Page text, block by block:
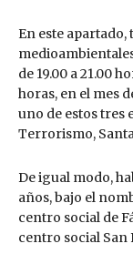
En este
de 19.00 a 21.00
horas, en el mes
uno de estos tres
Terrorismo,
De igual modo,
años, bajo el
centro social de
centro social San